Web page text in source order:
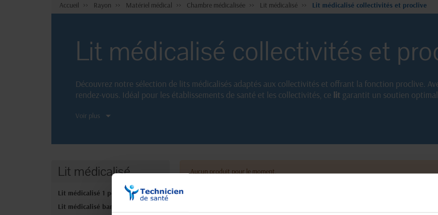
Accueil Rayon Matériel médical Chambre médicalisée Lit médicalisé Lit médicalisé collectivités et proclive
Lit médicalisé collectivités et
Découvrez notre sélection de lits médicalisés adaptés aux collectivités et offrant la fonction proclive.
rendez-vous. Idéal pour les établissements de santé et les collectivités, ce lit garantit un soutien
Voir plus
Lit médicalisé
Lit médicalisé 1 personne
Lit médicalisé bariatrique
Aucun produit pour le moment.